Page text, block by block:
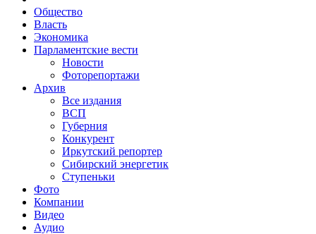
Общество
Власть
Экономика
Парламентские вести
Новости
Фоторепортажи
Архив
Все издания
ВСП
Губерния
Конкурент
Иркутский репортер
Сибирский энергетик
Ступеньки
Фото
Компании
Видео
Аудио